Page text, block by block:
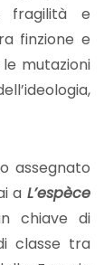
fragilità e
finzione e
mutazioni
assegnato
a L’espèce
chiave di
classe tra